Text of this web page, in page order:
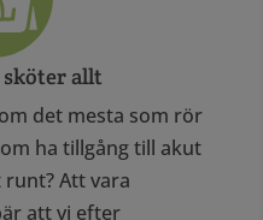
allt
det mesta som rör
ha tillgång till akut
Att vara
att vi efter